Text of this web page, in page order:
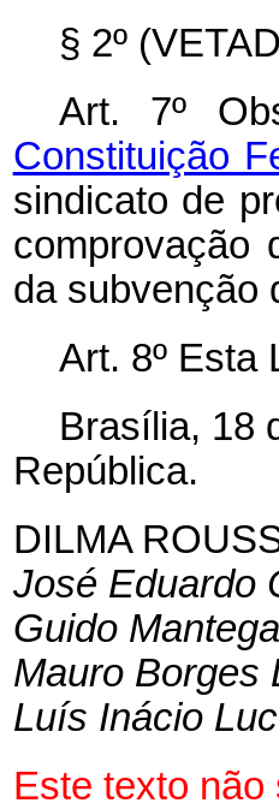
§ 2º
Art. 7º
Constituição
sindicato de
comprovação
da subvenção
Art. 8º Esta
Brasília, 18
República.
DILMA
José Eduardo
Guido Mantega
Mauro Borges
Luís Inácio
Este texto